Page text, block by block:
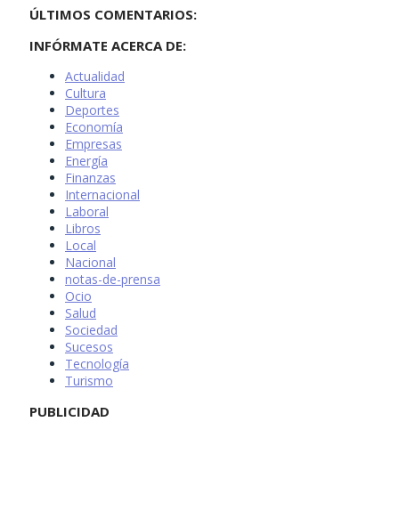
ÚLTIMOS COMENTARIOS:
INFÓRMATE ACERCA DE:
Actualidad
Cultura
Deportes
Economía
Empresas
Energía
Finanzas
Internacional
Laboral
Libros
Local
Nacional
notas-de-prensa
Ocio
Salud
Sociedad
Sucesos
Tecnología
Turismo
PUBLICIDAD